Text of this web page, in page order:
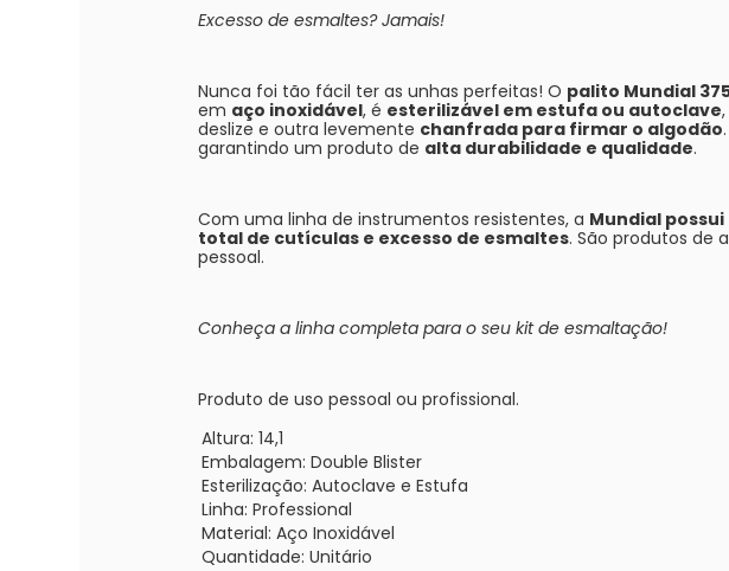
Excesso de esmaltes? Jamais!
Nunca foi tão fácil ter as unhas perfeitas! O palito Mundial
em aço inoxidável, é esterilizável em estufa ou autoclave
deslize e outra levemente chanfrada para firmar o algodão
garantindo um produto de alta durabilidade e qualidade.
Com uma linha de instrumentos resistentes, a Mundial
total de cutículas e excesso de esmaltes. São produtos de
pessoal.
Conheça a linha completa para o seu kit de esmaltação!
Produto de uso pessoal ou profissional.
Altura:14,1
Embalagem:Double Blister
Esterilização:Autoclave e Estufa
Linha:Professional
Material:Aço Inoxidável
Quantidade:Unitário